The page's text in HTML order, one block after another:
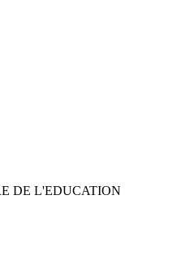
DE L'EDUCATION